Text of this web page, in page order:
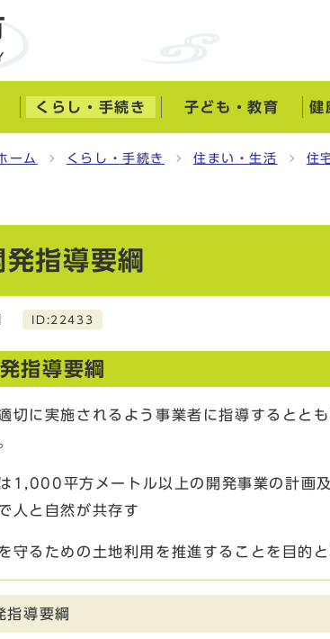
くらし・手続き 子ども・教育 健
ーム くらし・手続き 住まい・生活 住
発指導要綱
ID:22433
指導要綱
切に実施されるよう事業者に指導するとと
1,000平方メートル以上の開発事業の計画
人と自然が共存す
守るための土地利用を推進することを目的と
指導要綱